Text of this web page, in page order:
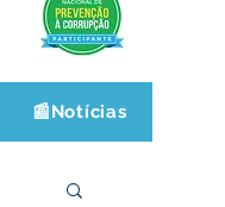
📰Notícias